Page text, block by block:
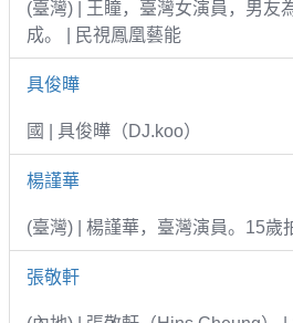
(臺灣) | 王瞳，臺灣女演員，男友
成。 | 民視鳳凰藝能
具俊曄
國 | 具俊曄（DJ.koo）
楊謹華
(臺灣) | 楊謹華，臺灣演員。15歲
張敬軒